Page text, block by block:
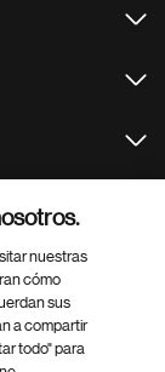
nuestras
cómo
sus
a compartir
todo" para